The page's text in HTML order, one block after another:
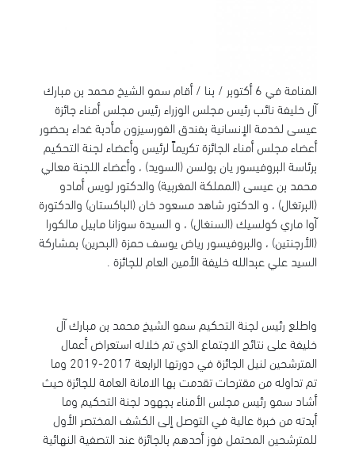
المنامة في 6 أكتوبر / بنا / أقام سمو الشيخ محمد بن مبارك
آل خليفة نائب رئيس مجلس الوزراء رئيس مجلس أمناء جائزة
عيسى لخدمة الإنسانية بفندق الفورسيزون مأدبة غداء بحضور
أعضاء مجلس أمناء الجائزة تكريماً لرئيس وأعضاء لجنة التحكيم
برئاسة البروفيسور يان بولسن (السويد) ، وأعضاء اللجنة معالي
محمد بن عيسى (المملكة المغربية) والدكتور لويس أمادو
(البرتغال) ، و الدكتور شاهد مسعود خان (الباكستان) والدكتورة
آوا ماري كولسيك (السنغال) ، و السيدة سوزانا مابيل مالكورا
(الأرجنتين) ، والبروفيسور رياض يوسف حمزة (البحرين) بمشاركة
السيد علي عبدالله خليفة الأمين العام للجائزة .
واطلع رئيس لجنة التحكيم سمو الشيخ محمد بن مبارك آل
خليفة على نتائج الاجتماع الذي تم خلاله استعراض أعمال
المترشحين لنيل الجائزة في دورتها الرابعة 2017-2019 وما
تم تداوله من مقترحات تقدمت بها الامانة العامة للجائزة حيث
أشاد سمو رئيس مجلس الأمناء بجهود لجنة التحكيم وما
أبدته من خبرة عالية في التوصل إلى الكشف المختصر الأول
للمترشحين المحتمل فوز أحدهم بالجائزة عند التصفية النهائية